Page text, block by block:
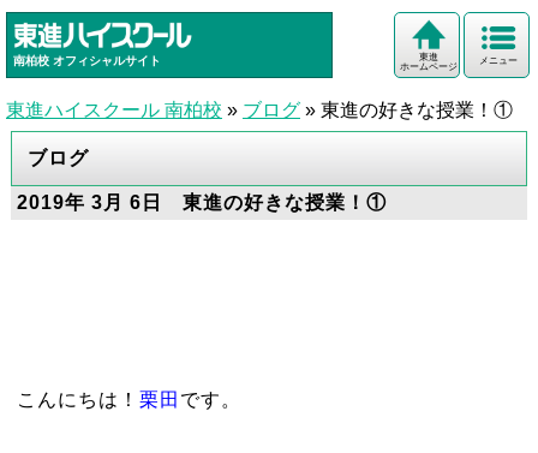
南柏校 オフィシャルサイト メニュー
東進
ホームページ
東進ハイスクール 南柏校 » ブログ » 東進の好きな授業！①
ブログ
2019年 3月 6日 東進の好きな授業！①
こんにちは！ 栗田 です。